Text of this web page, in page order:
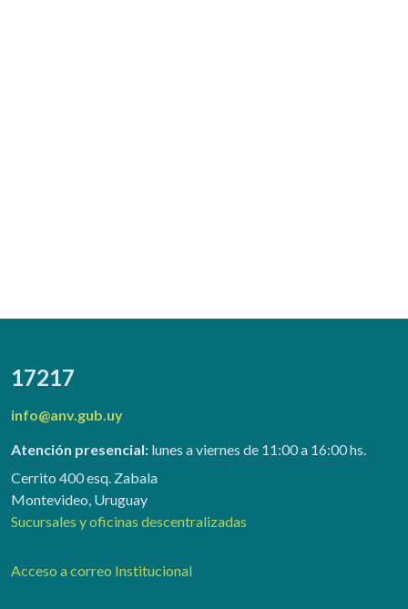
17217
info@anv.gub.uy
Atención presencial: lunes a viernes de 11:00 a 16:00 hs.
Cerrito 400 esq. Zabala
Montevideo, Uruguay
Sucursales y oficinas descentralizadas
Acceso a correo Institucional